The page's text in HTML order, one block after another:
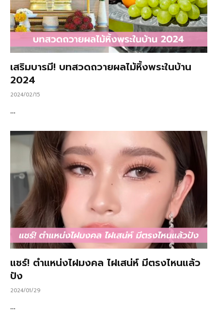
เสริมบารมี! บทสวดถวายผลไม้หิ้งพระในบ้าน
2024
2024/02/15
…
แชร์! ตำแหน่งไฝมงคล ไฝเสน่ห์ มีตรงไหนแล้ว
ปัง
2024/01/29
…